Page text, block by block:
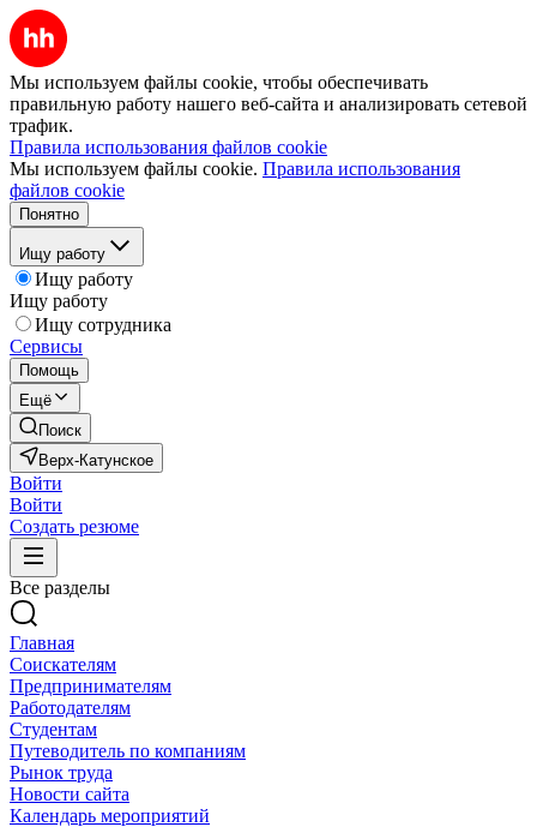
Мы используем файлы cookie, чтобы обеспечивать
правильную работу нашего веб-сайта и анализировать сетевой
трафик.
Правила использования файлов cookie
Мы используем файлы cookie. Правила использования
файлов cookie
Понятно
Ищу работу
Ищу работу
Ищу работу
Ищу сотрудника
Сервисы
Помощь
Ещё
Поиск
Верх-Катунское
Войти
Войти
Создать резюме
Все разделы
Главная
Соискателям
Предпринимателям
Работодателям
Студентам
Путеводитель по компаниям
Рынок труда
Новости сайта
Календарь мероприятий